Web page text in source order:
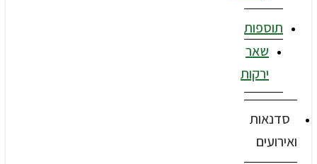
תוספות
שאר
ירקות
סדנאות
ואירועים